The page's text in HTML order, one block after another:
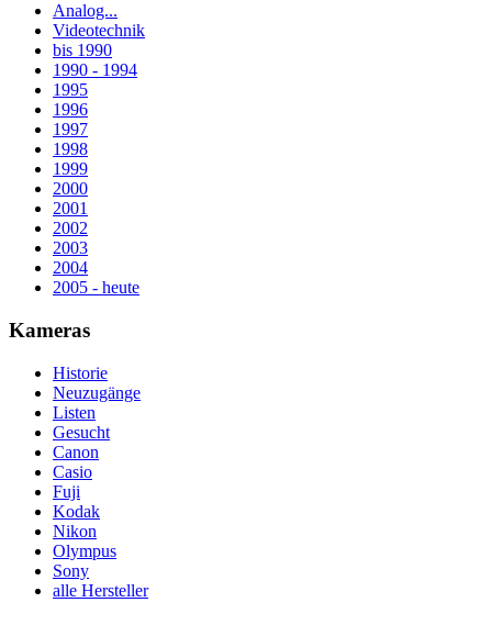
Analog...
Videotechnik
bis 1990
1990 - 1994
1995
1996
1997
1998
1999
2000
2001
2002
2003
2004
2005 - heute
Kameras
Historie
Neuzugänge
Listen
Gesucht
Canon
Casio
Fuji
Kodak
Nikon
Olympus
Sony
alle Hersteller